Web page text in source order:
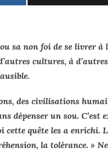
sa non foi de se livrer à
cultures, à
des civilisations
dépenser un sou. C’est
cette quête les a enrichi.
la tolérance. »